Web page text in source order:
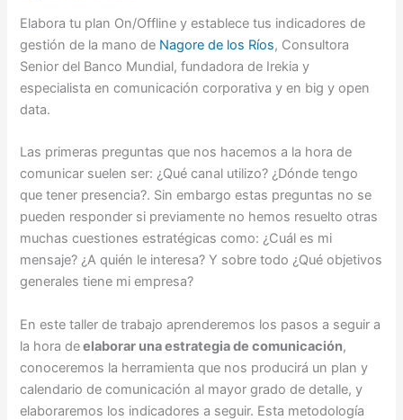
Elabora tu plan On/Offline y establece tus indicadores de
gestión de la mano de Nagore de los Ríos, Consultora
Senior del Banco Mundial, fundadora de Irekia y
especialista en comunicación corporativa y en big y open
data.
Las primeras preguntas que nos hacemos a la hora de
comunicar suelen ser: ¿Qué canal utilizo? ¿Dónde tengo
que tener presencia?. Sin embargo estas preguntas no se
pueden responder si previamente no hemos resuelto otras
muchas cuestiones estratégicas como: ¿Cuál es mi
mensaje? ¿A quién le interesa? Y sobre todo ¿Qué objetivos
generales tiene mi empresa?
En este taller de trabajo aprenderemos los pasos a seguir a
la hora deelaborar una estrategia de comunicación,
conoceremos la herramienta que nos producirá un plan y
calendario de comunicación al mayor grado de detalle, y
elaboraremos los indicadores a seguir. Esta metodología